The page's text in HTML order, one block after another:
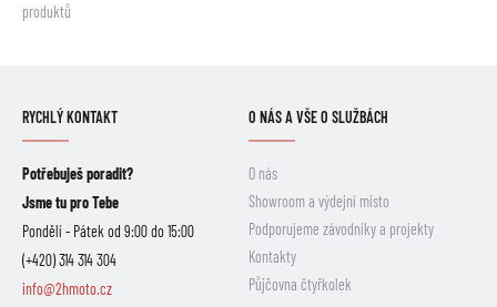
produktů
RYCHLÝ KONTAKT
Potřebuješ poradit?
Jsme tu pro Tebe
Pondělí - Pátek od 9:00 do 15:00
(+420) 314 314 304
info@2hmoto.cz
O NÁS A VŠE O SLUŽBÁCH
O nás
Showroom a výdejní místo
Podporujeme závodníky a projekty
Kontakty
Půjčovna čtyřkolek